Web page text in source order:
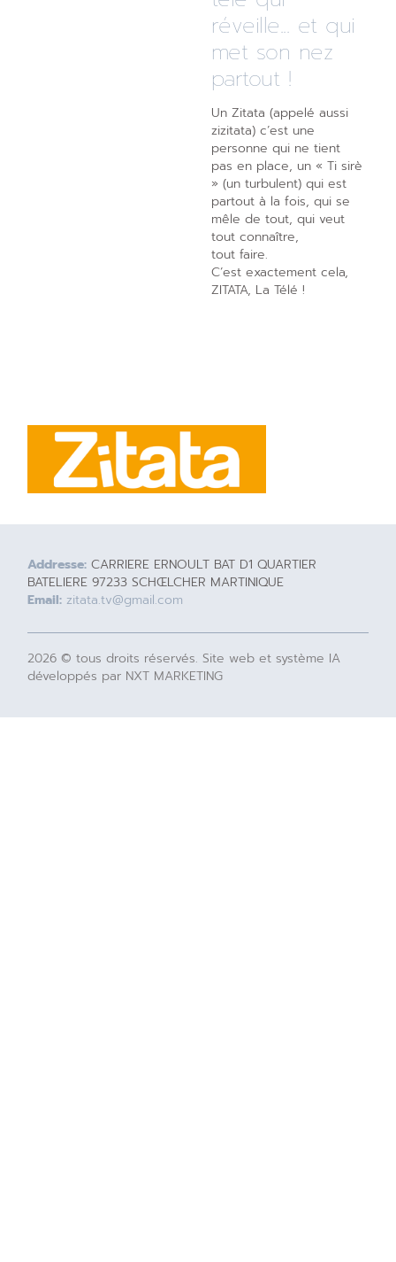
réveille... et qui
met son nez
partout !
Un Zitata (appelé aussi
zizitata) c’est une
personne qui ne tient
pas en place, un « Ti sirè
» (un turbulent) qui est
partout à la fois, qui se
mêle de tout, qui veut
tout connaître,
tout faire.
C’est exactement cela,
ZITATA, La Télé !
Addresse: CARRIERE ERNOULT BAT D1 QUARTIER
BATELIERE 97233 SCHŒLCHER MARTINIQUE
Email: zitata.tv@gmail.com
2026 © tous droits réservés. Site web et système IA
développés par NXT MARKETING